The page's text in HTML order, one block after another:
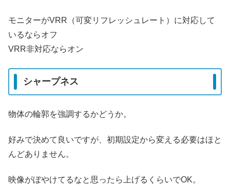
モニターがVRR（可変リフレッシュレート）に対応して
いるならオフ
VRR非対応ならオン
シャープネス
物体の輪郭を強調するかどうか。
好みで決めて良いですが、初期設定から変える必要はほと
んどありません。
映像がぼやけてるなと思ったら上げるくらいでOK。